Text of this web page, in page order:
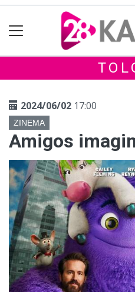
2024/06/02 17:00
ZINEMA
Amigos